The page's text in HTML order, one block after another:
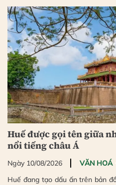
Huế được gọi tên giữa
nổi tiếng châu Á
Ngày 10/08/2026 VĂN HOÁ
Huế đang tạo dấu ấn trên bản